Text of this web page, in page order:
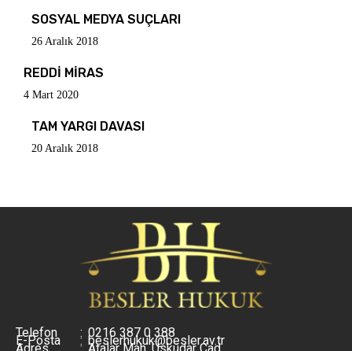
SOSYAL MEDYA SUÇLARI
26 Aralık 2018
REDDİ MİRAS
4 Mart 2020
TAM YARGI DAVASI
20 Aralık 2018
Telefon : 0216 387 0 388
E-Posta : beslerhukuk@besler.av.tr